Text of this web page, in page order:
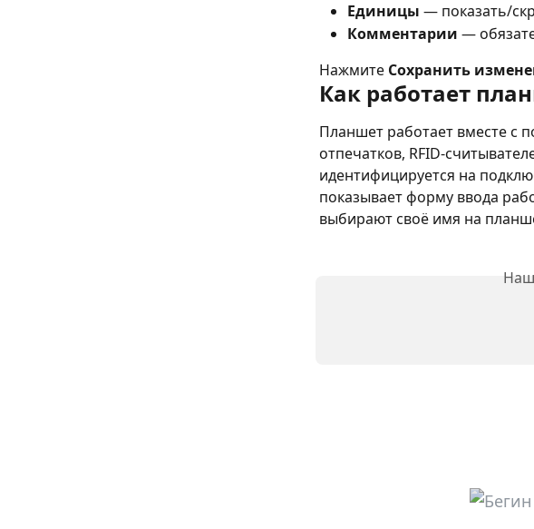
Единицы — показать/
Комментарии —
Нажмите Сохранить
Как работает
Планшет работает вместе с
отпечатков, RFID-
идентифицируется на
показывает форму ввода
выбирают своё имя на